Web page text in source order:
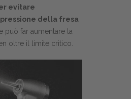
evitare
pressione della fresa
può far aumentare la
oltre il limite critico.